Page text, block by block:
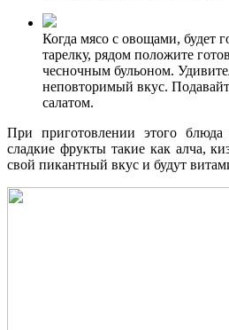
Когда мясо с овощами, будет
тарелку, рядом положите
чесночным бульоном.
неповторимый вкус.
салатом.
При приготовлении этого
сладкие фрукты такие как алча,
свой пикантный вкус и будут